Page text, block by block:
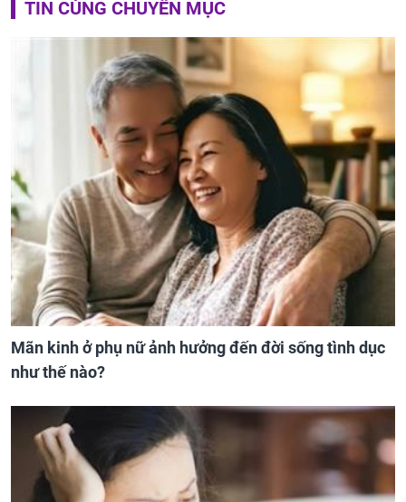
TIN CÙNG CHUYÊN MỤC
Mãn kinh ở phụ nữ ảnh hưởng đến đời sống tình dục
như thế nào?